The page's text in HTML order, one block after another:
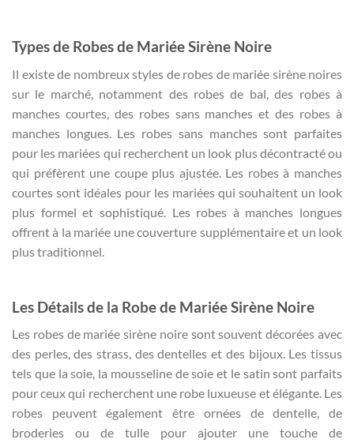
Types de Robes de Mariée Sirène Noire
Il existe de nombreux styles de robes de mariée sirène noires
sur le marché, notamment des robes de bal, des robes à
manches courtes, des robes sans manches et des robes à
manches longues. Les robes sans manches sont parfaites
pour les mariées qui recherchent un look plus décontracté ou
qui préfèrent une coupe plus ajustée. Les robes à manches
courtes sont idéales pour les mariées qui souhaitent un look
plus formel et sophistiqué. Les robes à manches longues
offrent à la mariée une couverture supplémentaire et un look
plus traditionnel.
Les Détails de la Robe de Mariée Sirène Noire
Les robes de mariée sirène noire sont souvent décorées avec
des perles, des strass, des dentelles et des bijoux. Les tissus
tels que la soie, la mousseline de soie et le satin sont parfaits
pour ceux qui recherchent une robe luxueuse et élégante. Les
robes peuvent également être ornées de dentelle, de
broderies ou de tulle pour ajouter une touche de